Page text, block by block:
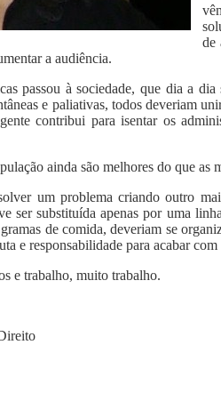
de
a audiência.
passou à sociedade, que dia a
e paliativas, todos deveriam
contribui para isentar os
ainda são melhores do que
um problema criando outro
ser substituída apenas por uma
de comida, deveriam se
e responsabilidade para acabar
e trabalho, muito trabalho.
Direito